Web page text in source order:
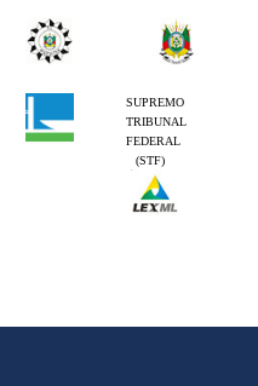
SUPREMO
TRIBUNAL
FEDERAL
(STF)